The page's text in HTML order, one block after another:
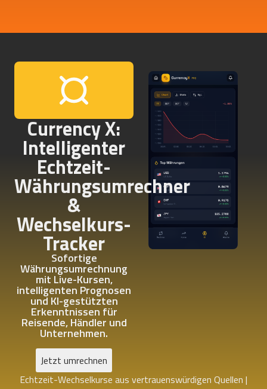
Currency X:
Intelligenter
Echtzeit-
Währungsumrechner
&
Wechselkurs-
Tracker
Sofortige
Währungsumrechnung
mit Live-Kursen,
intelligenten Prognosen
und KI-gestützten
Erkenntnissen für
Reisende, Händler und
Unternehmen.
Jetzt umrechnen
Echtzeit-Wechselkurse aus vertrauenswürdigen Quellen |